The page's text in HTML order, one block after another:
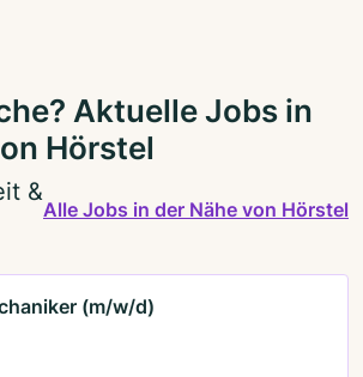
Aktuelle Jobs in
Hörstel
&
Alle Jobs in der Nähe von Hörstel
(m/w/d)